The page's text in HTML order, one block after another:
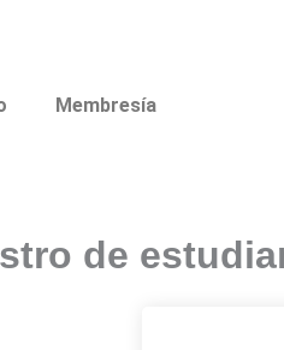
Membresía
de